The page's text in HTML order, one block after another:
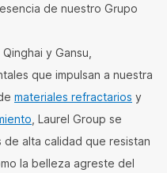
de nuestro Grupo
y Gansu,
que impulsan a nuestra
materiales refractarios y
, Laurel Group se
alta calidad que resistan
la belleza agreste del